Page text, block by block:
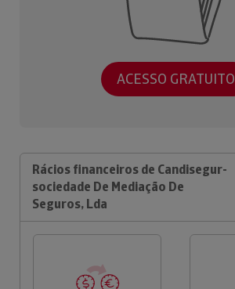
ACESSO GRATUITO
Rácios financeiros de Candisegur-
sociedade De Mediação De
Seguros, Lda